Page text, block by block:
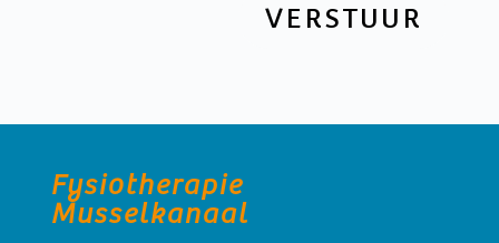
VERSTUUR
Fysiotherapie
Musselkanaal